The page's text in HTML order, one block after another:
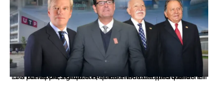
Los principales grupos empresariales del país mantienen una fuerte presencia en Áncash mediante inversiones en comercio, educación, salud e industria pesquera.